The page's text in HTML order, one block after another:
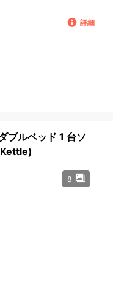
詳細
ブルベッド 1 台ソ
8